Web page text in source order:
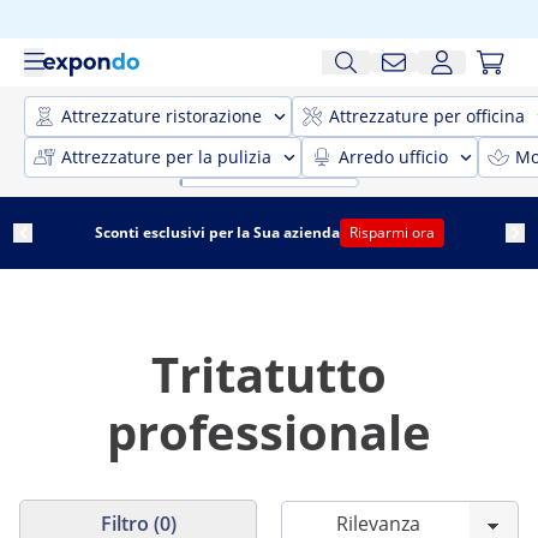
Attrezzature ristorazione
Attrezzature per officina
Attrezzature per la pulizia
Arredo ufficio
Sconti esclusivi per la Sua azienda Risparmi ora
Tritatutto
professionale
Filtro (0)